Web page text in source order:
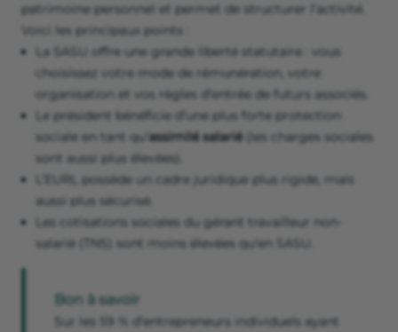
patrimoine personnel et permet de structurer l’activité.
Voici les principaux points :
La SASU offre une grande liberté statutaire : vous
choisissez votre mode de rémunération, votre
organisation et vos règles d’entrée de futurs associés.
Le président bénéficie d’une plus forte protection
sociale en tant qu’ assimilé salarié
(les charges sociales
sont aussi plus élevées).
L’EURL possède un cadre juridique plus rigide, mais
aussi plus sécurisé.
Les cotisations sociales du gérant travailleur non-
salarié (TNS) sont moins élevées qu’en SASU.
Bon à savoir
Sur les 59 % d’entrepreneurs individuels ayant